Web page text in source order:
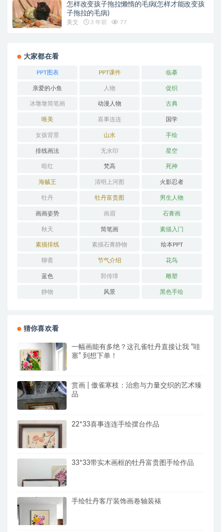
怎样改变孩子拖拉懒惰的毛病(怎样才能改变孩
子拖拉的毛病)
美文 3 年前 77
大家都在看
PPT图表 PPT课件 临摹
亲爱的小鱼 人物 促织
冰墩墩简笔画 动漫人物 古典
唯美 喜事连连 国学
女孩背景 山水 手绘
排线画法 无水印 星空
暗红 梵高 死神
海贼王 清明上河图 火影忍者
牡丹 牡丹富贵图 男生人物
画画姿势 画眉 石膏画
秋天 简笔画 素描入门
素描排线 素描石膏静物 绘本PPT
聊斋 节气介绍 花鸟
蓝色 郭传璋 雕塑
静物 风景 黑色手绘
猜你喜欢看
一幅画能有多绝？这孔雀牡丹直接让我 “哇
塞” 到想下单！
赏画 | 傲雀寒枝：治愈与力量交织的艺术臻
品
22*33喜事连连手绘摆台作品
33*33带实木画框的牡丹富贵图手绘作品
手绘牡丹客厅装饰画卷轴装裱